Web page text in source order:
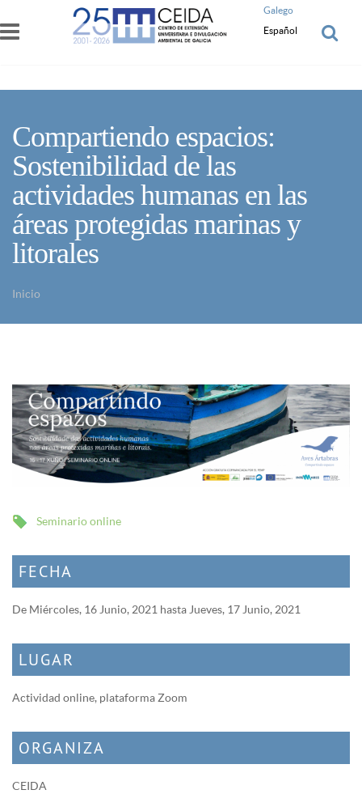
Pasar al contenido principal
Galego
Español
Compartiendo espacios:
Sostenibilidad de las
actividades humanas en las
áreas protegidas marinas y
litorales
Inicio
Seminario online
FECHA
De Miércoles, 16 Junio, 2021 hasta Jueves, 17 Junio, 2021
LUGAR
Actividad online, plataforma Zoom
ORGANIZA
CEIDA